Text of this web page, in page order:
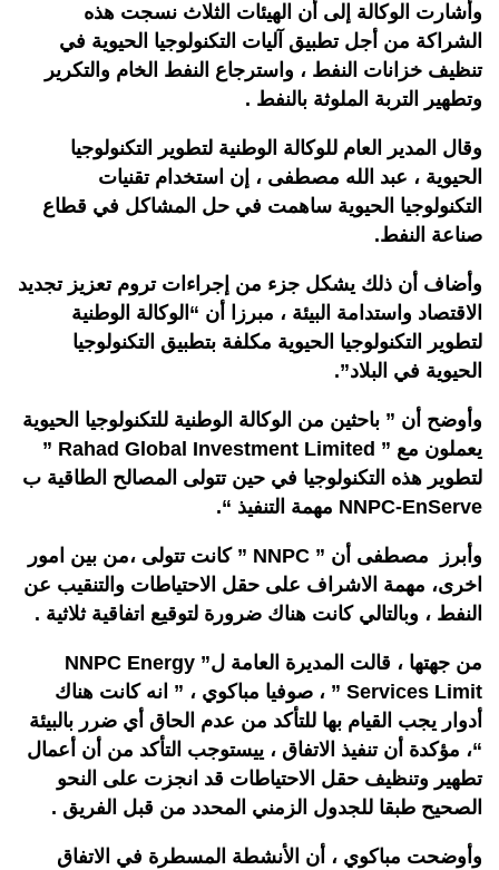
وأشارت الوكالة إلى أن الهيئات الثلاث نسجت هذه
الشراكة من أجل تطبيق آليات التكنولوجيا الحيوية في
تنظيف خزانات النفط ، واسترجاع النفط الخام والتكرير
وتطهير التربة الملوثة بالنفط .
وقال المدير العام للوكالة الوطنية لتطوير التكنولوجيا
الحيوية ، عبد الله مصطفى ، إن استخدام تقنيات
التكنولوجيا الحيوية ساهمت في حل المشاكل في قطاع
صناعة النفط.
وأضاف أن ذلك يشكل جزء من إجراءات تروم تعزيز تجديد
الاقتصاد واستدامة البيئة ، مبرزا أن “الوكالة الوطنية
لتطوير التكنولوجيا الحيوية مكلفة بتطبيق التكنولوجيا
الحيوية في البلاد”.
وأوضح أن ” باحثين من الوكالة الوطنية للتكنولوجيا الحيوية
يعملون مع ” Rahad Global Investment Limited ”
لتطوير هذه التكنولوجيا في حين تتولى المصالح الطاقية ب
NNPC-EnServe مهمة التنفيذ “.
وأبرز مصطفى أن ” NNPC ” كانت تتولى ،من بين امور
اخرى، مهمة الاشراف على حقل الاحتياطات والتنقيب عن
النفط ، وبالتالي كانت هناك ضرورة لتوقيع اتفاقية ثلاثية .
من جهتها ، قالت المديرة العامة ل” NNPC Energy
Services Limit ” ، صوفيا مباكوي ، ” انه كانت هناك
أدوار يجب القيام بها للتأكد من عدم الحاق أي ضرر بالبيئة
“، مؤكدة أن تنفيذ الاتفاق ، ييستوجب التأكد من أن أعمال
تطهير وتنظيف حقل الاحتياطات قد انجزت على النحو
الصحيح طبقا للجدول الزمني المحدد من قبل الفريق .
وأوضحت مباكوي ، أن الأنشطة المسطرة في الاتفاق